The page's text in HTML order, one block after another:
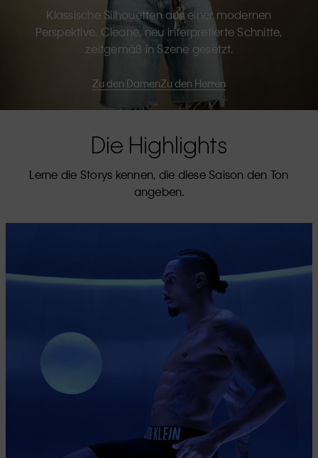
Klassische Silhouetten aus einer modernen
Perspektive. Cleane, neu interpretierte Schnitte,
zeitgemäß in Szene gesetzt.
Zu den DamenZu den Herren
Die Highlights
Lerne die Storys kennen, die diese Saison den Ton
angeben.